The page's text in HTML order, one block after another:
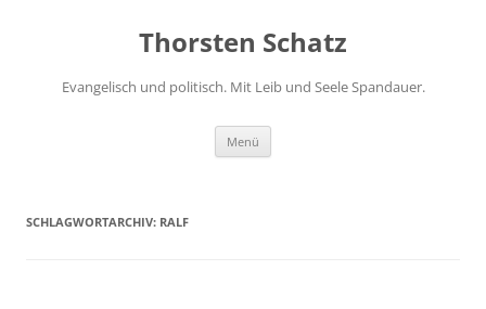
Thorsten Schatz
Evangelisch und politisch. Mit Leib und Seele Spandauer.
Menü
SCHLAGWORTARCHIV: RALF